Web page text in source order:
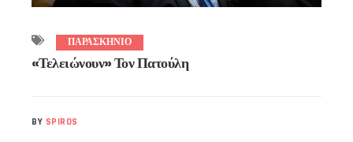
ΠΑΡΑΣΚΗΝΙΟ
«Τελειώνουν» Τον Πατούλη
BY SPIROS